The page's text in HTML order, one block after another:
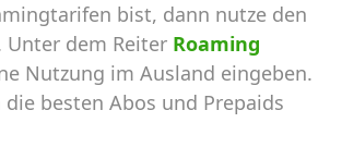
bist, dann nutze den
Unter dem Reiter Roaming
Nutzung im Ausland eingeben.
besten Abos und Prepaids